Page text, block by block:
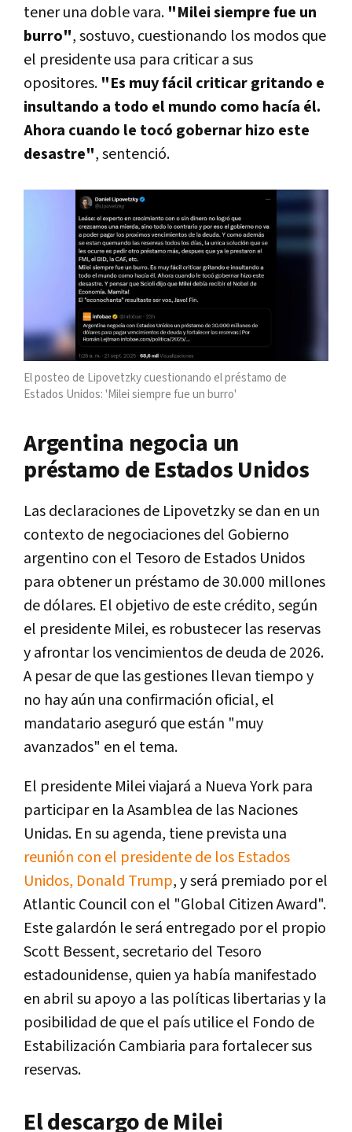
tener una doble vara. "Milei siempre fue un
burro", sostuvo, cuestionando los modos que
el presidente usa para criticar a sus
opositores. "Es muy fácil criticar gritando e
insultando a todo el mundo como hacía él.
Ahora cuando le tocó gobernar hizo este
desastre", sentenció.
El posteo de Lipovetzky cuestionando el préstamo de
Estados Unidos: 'Milei siempre fue un burro'
Argentina negocia un
préstamo de Estados Unidos
Las declaraciones de Lipovetzky se dan en un
contexto de negociaciones del Gobierno
argentino con el Tesoro de Estados Unidos
para obtener un préstamo de 30.000 millones
de dólares. El objetivo de este crédito, según
el presidente Milei, es robustecer las reservas
y afrontar los vencimientos de deuda de 2026.
A pesar de que las gestiones llevan tiempo y
no hay aún una confirmación oficial, el
mandatario aseguró que están "muy
avanzados" en el tema.
El presidente Milei viajará a Nueva York para
participar en la Asamblea de las Naciones
Unidas. En su agenda, tiene prevista una
reunión con el presidente de los Estados
Unidos, Donald Trump, y será premiado por el
Atlantic Council con el "Global Citizen Award".
Este galardón le será entregado por el propio
Scott Bessent, secretario del Tesoro
estadounidense, quien ya había manifestado
en abril su apoyo a las políticas libertarias y la
posibilidad de que el país utilice el Fondo de
Estabilización Cambiaria para fortalecer sus
reservas.
El descargo de Milei